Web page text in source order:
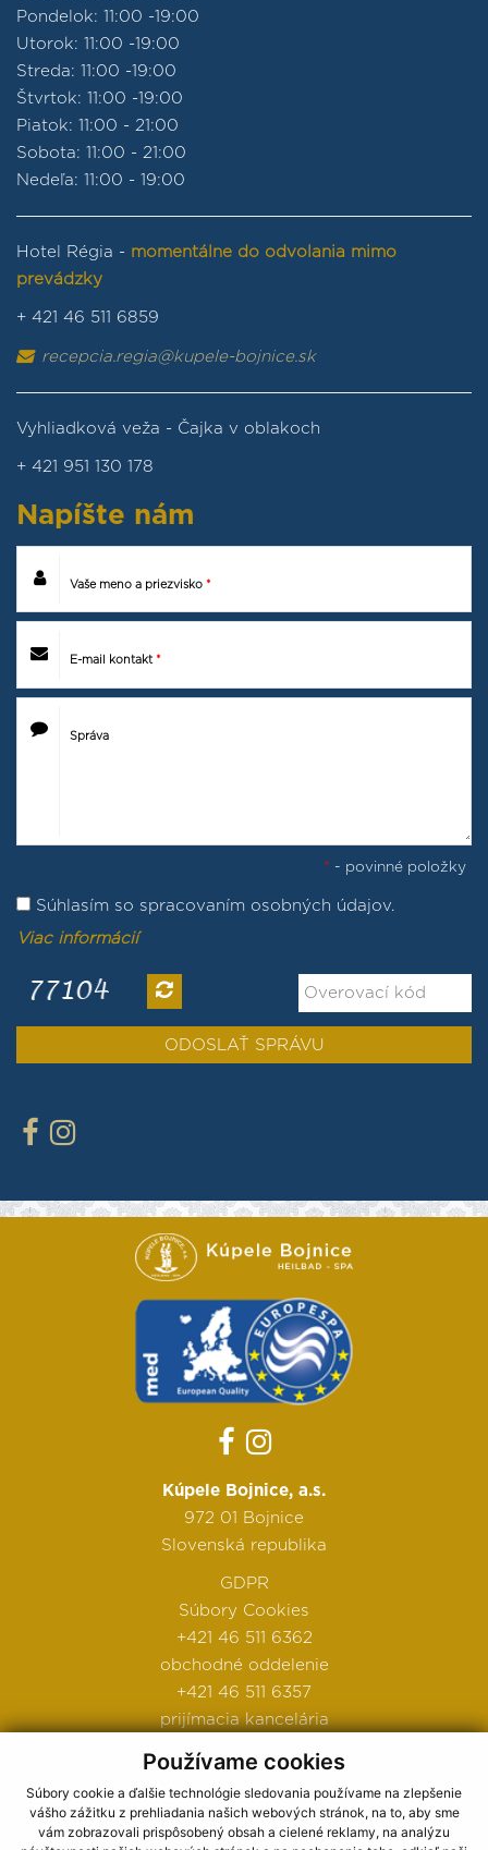
Používame cookies
Súbory cookie a ďalšie technológie sledovania používame na zlepšenie
vášho zážitku z prehliadania našich webových stránok, na to, aby sme
vám zobrazovali prispôsobený obsah a cielené reklamy, na analýzu
Pondelok: 11:00 -19:00
Utorok: 11:00 -19:00
Streda: 11:00 -19:00
Štvrtok: 11:00 -19:00
Piatok: 11:00 - 21:00
Sobota: 11:00 - 21:00
Nedeľa: 11:00 - 19:00
Hotel Régia - momentálne do odvolania mimo
prevádzky
+ 421 46 511 6859
recepcia.regia@kupele-bojnice.sk
Vyhliadková veža - Čajka v oblakoch
+ 421 951 130 178
Napíšte nám
Vaše meno a priezvisko *
E-mail kontakt *
Správa
* - povinné položky
Súhlasím so spracovaním osobných údajov.
Viac informácií
Kúpele Bojnice, a.s.
972 01 Bojnice
Slovenská republika
GDPR
Súbory Cookies
+421 46 511 6362
obchodné oddelenie
+421 46 511 6357
prijímacia kancelária
Obchodné podmienky